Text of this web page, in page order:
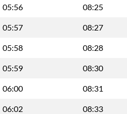
05:56 08:25
05:57 08:27
05:58 08:28
05:59 08:30
06:00 08:31
06:02 08:33